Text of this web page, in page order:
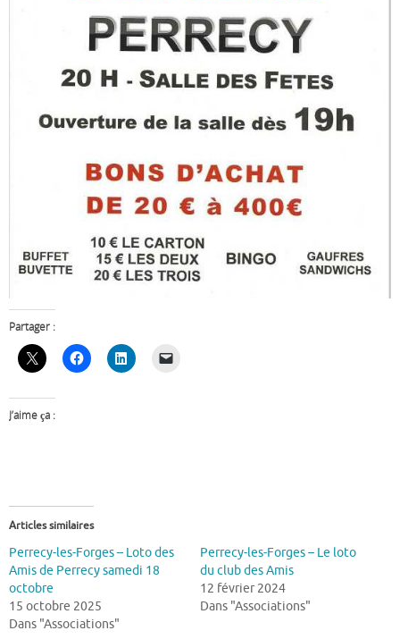
Partager :
J’aime ça :
Articles similaires
Perrecy-les-Forges – Loto des
Amis de Perrecy samedi 18
octobre
15 octobre 2025
Dans "Associations"
Perrecy-les-Forges – Le loto
du club des Amis
12 février 2024
Dans "Associations"